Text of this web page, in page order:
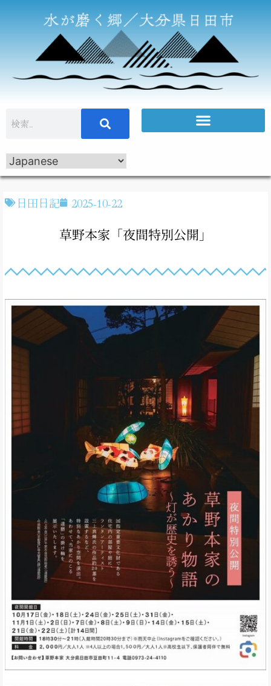
日田日記 2025-10-22
草野本家「夜間特別公開」